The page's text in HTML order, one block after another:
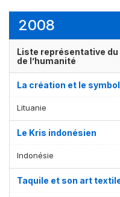
2008
Liste représentative
de l’humanité
La création et le
Lituanie
Le Kris indonésien
Indonésie
Taquile et son art